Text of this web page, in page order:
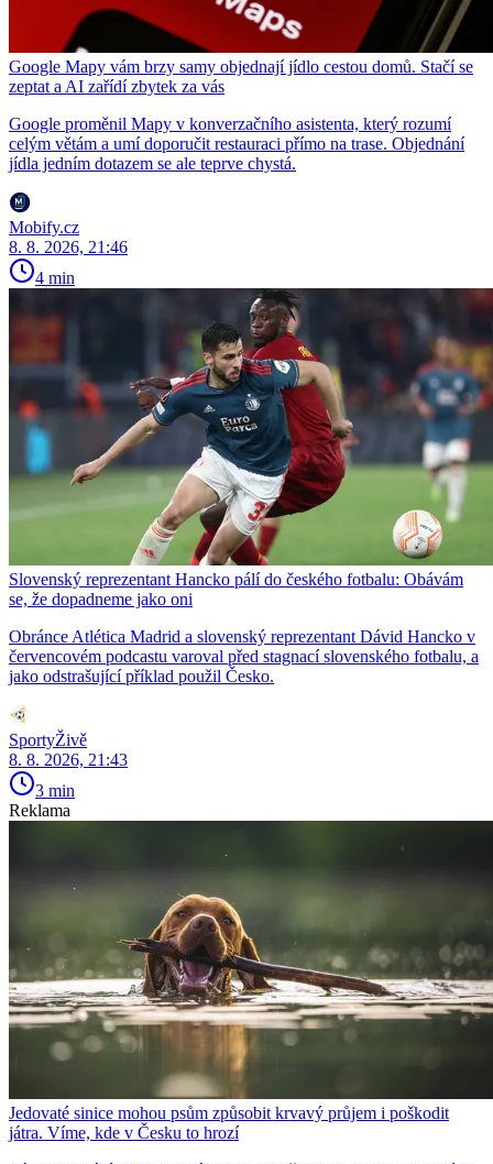
Google Mapy vám brzy samy objednají jídlo cestou domů. Stačí se
zeptat a AI zařídí zbytek za vás
Google proměnil Mapy v konverzačního asistenta, který rozumí
celým větám a umí doporučit restauraci přímo na trase. Objednání
jídla jedním dotazem se ale teprve chystá.
Mobify.cz
8. 8. 2026, 21:46
4 min
Slovenský reprezentant Hancko pálí do českého fotbalu: Obávám
se, že dopadneme jako oni
Obránce Atlética Madrid a slovenský reprezentant Dávid Hancko v
červencovém podcastu varoval před stagnací slovenského fotbalu, a
jako odstrašující příklad použil Česko.
SportyŽivě
8. 8. 2026, 21:43
3 min
Reklama
Jedovaté sinice mohou psům způsobit krvavý průjem i poškodit
játra. Víme, kde v Česku to hrozí